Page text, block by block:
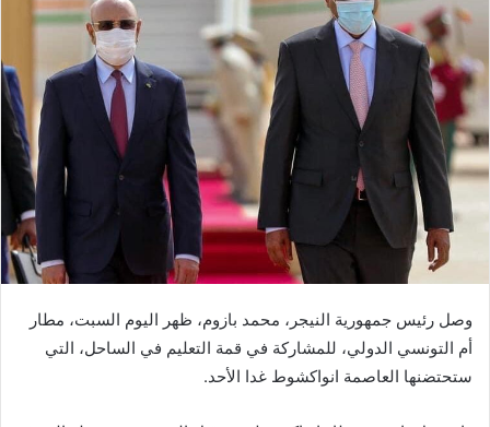
وصل رئيس جمهورية النيجر، محمد بازوم، ظهر اليوم السبت، مطار
أم التونسي الدولي، للمشاركة في قمة التعليم في الساحل، التي
ستحتضنها العاصمة انواكشوط غدا الأحد.